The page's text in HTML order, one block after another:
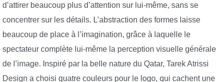
d’attirer beaucoup plus d’attention sur lui-même, sans se
concentrer sur les détails. L’abstraction des formes laisse
beaucoup de place à l’imagination, grâce à laquelle le
spectateur complète lui-même la perception visuelle générale
de l’image. Inspiré par la belle nature du Qatar, Tarek Atrissi
Design a choisi quatre couleurs pour le logo, qui cachent une